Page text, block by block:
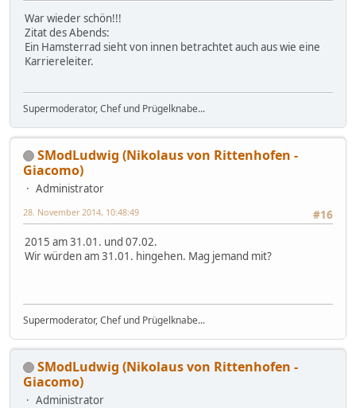
War wieder schön!!!
Zitat des Abends:
Ein Hamsterrad sieht von innen betrachtet auch aus wie eine
Karriereleiter.
Supermoderator, Chef und Prügelknabe...
SModLudwig (Nikolaus von Rittenhofen -
Giacomo)
Administrator
#16
28. November 2014, 10:48:49
2015 am 31.01. und 07.02.
Wir würden am 31.01. hingehen. Mag jemand mit?
Supermoderator, Chef und Prügelknabe...
SModLudwig (Nikolaus von Rittenhofen -
Giacomo)
Administrator